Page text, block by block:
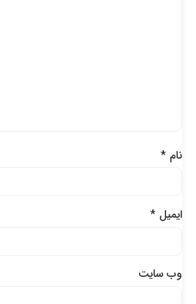
نام*
ایمیل*
وب‌ سایت